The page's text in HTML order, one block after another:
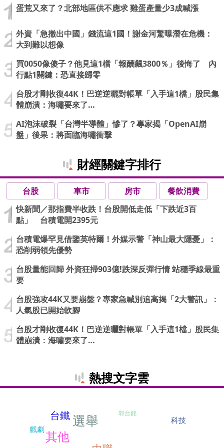
蛋荒又來了？北部地區供不應求 雞蛋產量少3成喊漲
外資「急撤出中國」錢流這1國！謝金河驚曝潛在危機：
大到難以想像
買0050像傻子？他見這1檔「報酬飆3800％」後悔了 內
行點1關鍵：恐直接歸零
台股才剛收復44K！巴逆逆曬對帳單「入手這1檔」股民集
體崩潰：海嘯要來了…
AI泡沫破裂「台灣半導體」慘了？專家揭「OpenAI崩
盤」後果：將面臨海嘯衝擊
財經關鍵字排行
台股 車市 房市
餐飲消費
快新聞／那指費半收跌！台股開低走低「下跌近3百
點」 台積電開2395元
台積電爆罕見借鑒英特爾！外媒示警「神山最大隱憂」：
恐削弱領先優勢
台股量能回歸 外資狂掃903億!跌深反彈行情 站穩季線最重
要
台股強攻44K又要崩盤？專家急喊別追高揭「2大警訊」：
人氣股已開始軟腳
台股才剛收復44K！巴逆逆曬對帳單「入手這1檔」股民集
體崩潰：海嘯要來了…
熱搜文字雲
其他
台鐵 郭台銘
選舉
科技
戲劇